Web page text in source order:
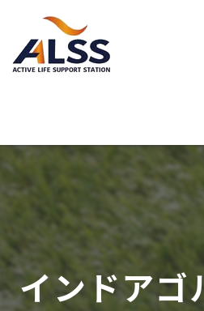
インドアゴ